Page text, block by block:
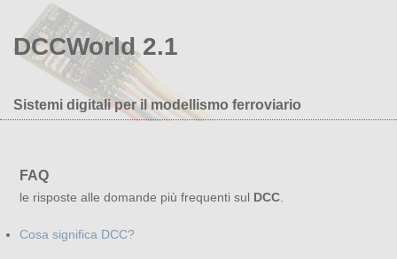
DCCWorld 2.1
Sistemi digitali per il modellismo ferroviario
FAQ
le risposte alle domande più frequenti sul DCC
Cosa significa DCC?